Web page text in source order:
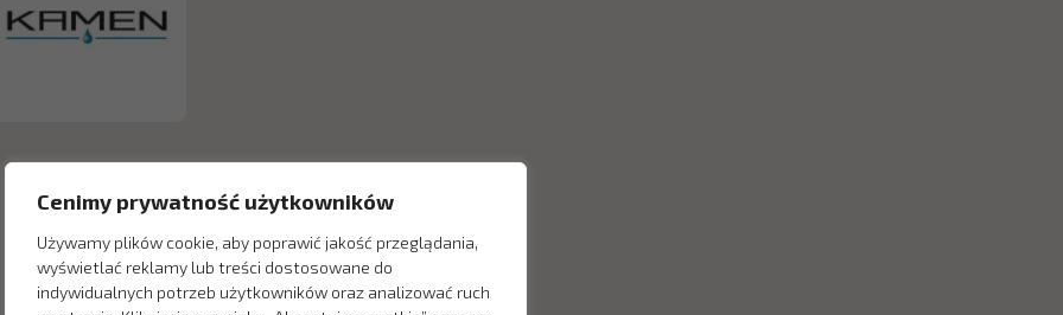
Cenimy prywatność użytkowników
Używamy plików cookie, aby poprawić jakość przeglądania,
wyświetlać reklamy lub treści dostosowane do
indywidualnych potrzeb użytkowników oraz analizować ruch